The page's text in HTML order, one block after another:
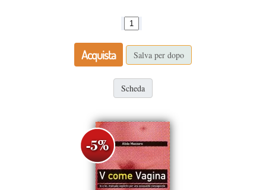
Acquista Salva per dopo
Scheda